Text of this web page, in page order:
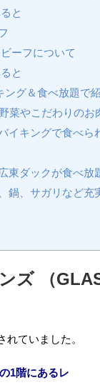
と
ーフについて
と
ング＆食べ放題で
菜やこだわりのお
イキングで食べら
東ダックが食べ放
鍋、サガリなど充
ズ （
れていました。
1階にあるレ